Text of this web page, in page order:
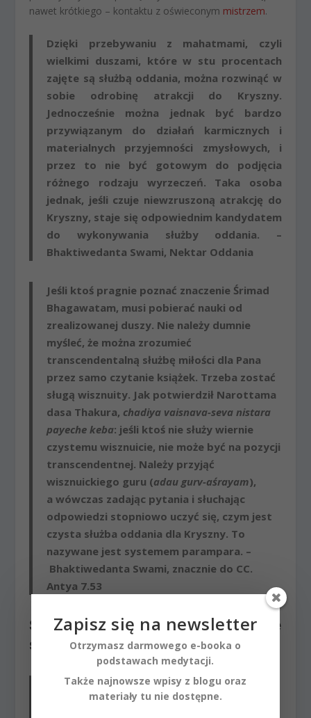
nawet krótkiego – kontaktu z oświeconym mistrzem.
Dzięki przebywaniu z mahatmami, czyli
wielkimi duszami, które w stu procentach
zajęte są służbą oddania, można rozwinąć w
sobie odrobinę atrakcji do Kryszny.
Jednocześnie można jednak być bardzo
przywiązanym do działań karmicznych i
materialnych przyjemności zmysłowych, i
przez to nie być gotowym do podjęcia
różnego rodzaju wyrzeczeń. Taka osoba
jednak, jeśli czuje niewzruszoną atrakcję do
Kryszny, staje się odpowiednim kandydatem
do wykonywania służby oddania. –
Bhaktiwedanta Swami, Nektar Oddania
Jeśli ktoś pragnie poznać znaczenie Śrimad
Bhagawatam, musi pobierać nauki od
zrealizowanej duszy. Nie należy dumnie
myśleć, że można zrozumieć
transcendentalną służbę miłości dla Pana
przez samo czytanie książek. Trzeba zostać
sługą wisznuity. Jak potwierdził Narottama
dasa Thakura, chadiya vaisnava-seva nistara
payeche keba: jeśli ktoś nie służy wiernie
czystemu wisznuicie, nie może być na pozycji
transcendentnej. Należy przyjąć
wisznuickiego guru (adau gurv-aśrayam),
a wówczas zadając pytania i słuchając
odpowiedzi stopniowo uczyć się, czym jest
czysta służba oddania dla Kryszny. To
nazywane jest systemem parampara. –
Bhaktiwedanta Swami, znacznie do CC.
Antya 7.53
Słowo mówione jest zawsze
silniejsze niż pisane.
tad-vijñānārthaṁ sa gurum evābhigacchet
Zapisz się na newsletter
Otrzymasz darmowego e-booka o
podstawach medytacji.
Także najnowsze wpisy z blogu oraz
materiały tu nie dostępne.